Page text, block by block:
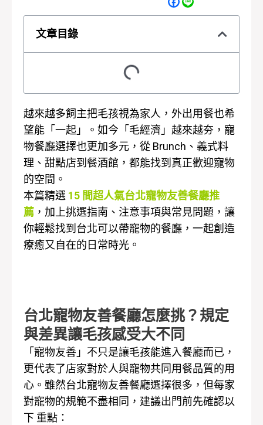
文章目錄
越來越多飼主把毛孩視為家人，外出用餐也希
望能「一起」。如今「毛經濟」越來越夯，寵
物餐廳選擇也更加多元，從 Brunch、義式料
理、甜點店到餐酒館，都能找到真正歡迎寵物
的空間。
本篇精選 15 間超人氣台北寵物友善餐廳推
薦 ，加上挑選指南、注意事項與常見問題，讓
你輕鬆找到台北可以帶寵物的餐廳，一起創造
療癒又自在的日常時光。
台北寵物友善餐廳怎麼挑？規定
與差異讓毛孩感受大不同
「寵物友善」不只是讓毛孩能進入餐廳而已，
更代表了店家對於人與寵物共同用餐品質的用
心。雖然台北寵物友善餐廳選擇很多，但每家
對寵物的規範不盡相同，建議出門前先確認以
下 重點：